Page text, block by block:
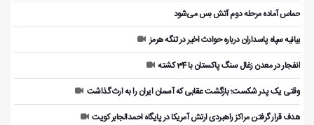
حماس آماده مرحله دوم آتش بس می‌شود
بیانیه سپاه پاسداران درباره حوادث اخیر در تنگه هرمز
انفجار در معدن زغال سنگ پاکستان با 34 کشته
وقتی یک پدر شکست؛ بازگشت عقابی که آسمان ایران را به ارث گذاشت
هدف قرار گرفتن مراکز راهبردی ارتش آمریکا در پایگاه احمدالجابر کویت